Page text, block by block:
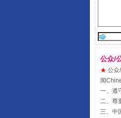
公众/
★ 公众
闻
一、遵
二、尊
三、中